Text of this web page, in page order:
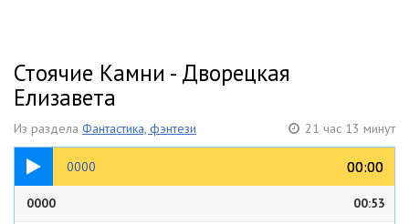
Стоячие Камни - Дворецкая
Елизавета
Из раздела Фантастика, фэнтези 21 час 13 минут
0000 00:00
00:00
00:53
1. Квиттинская Ведьма
0000
00:53